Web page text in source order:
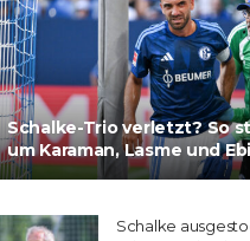
Schalke-Trio verletzt? So
um Karaman, Lasme und
Schalke